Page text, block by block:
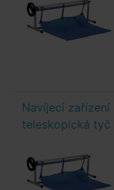
Navíjecí
teleskopická tyč